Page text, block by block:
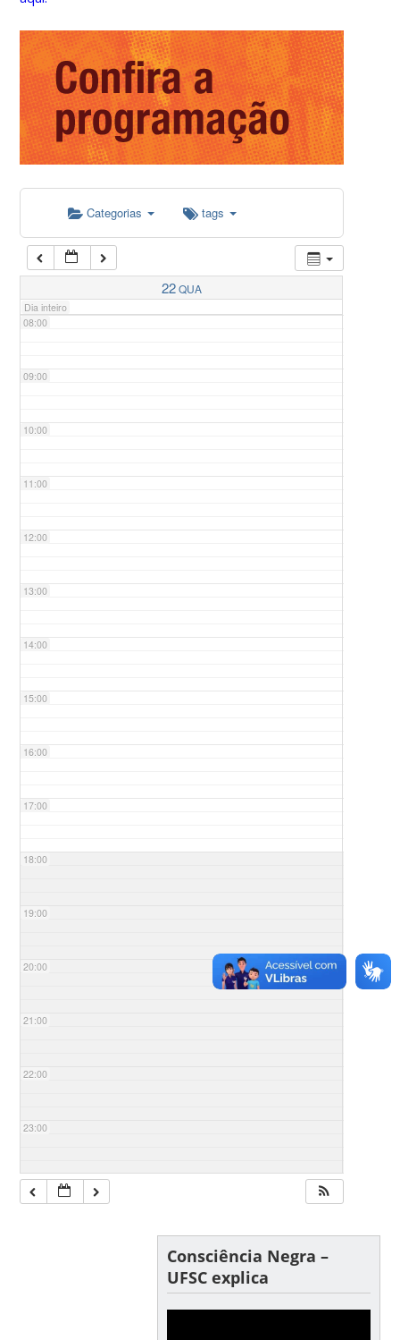
Categorias tags
22QUA
Dia inteiro
03:00
04:00
05:00
07:00
08:00
09:00
10:00
11:00
12:00
13:00
14:00
15:00
16:00
17:00
18:00
19:00
20:00
21:00
22:00
23:00
Consciência Negra –
UFSC explica